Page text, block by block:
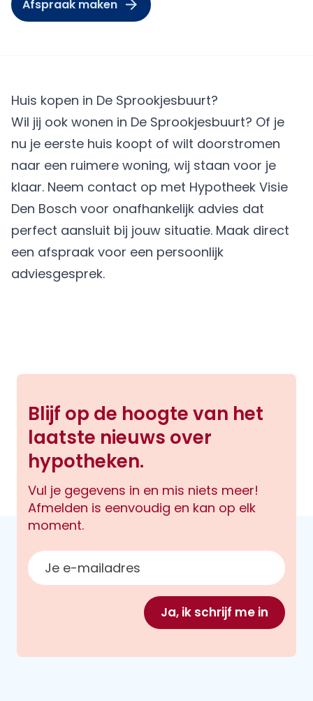
Afspraak maken
Huis kopen in De Sprookjesbuurt?
Wil jij ook wonen in De Sprookjesbuurt? Of je
nu je eerste huis koopt of wilt doorstromen
naar een ruimere woning, wij staan voor je
klaar. Neem contact op met Hypotheek Visie
Den Bosch voor onafhankelijk advies dat
perfect aansluit bij jouw situatie. Maak direct
een afspraak voor een persoonlijk
adviesgesprek.
Blijf op de hoogte van het
laatste nieuws over
hypotheken.
Vul je gegevens in en mis niets meer!
Afmelden is eenvoudig en kan op elk
moment.
E-mailadres
Ja, ik schrijf me in